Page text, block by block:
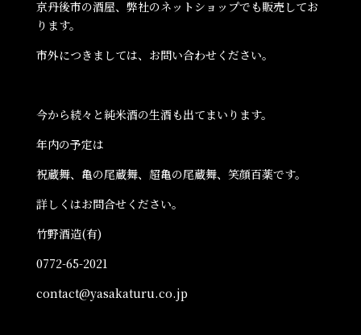
京丹後市の酒屋、弊社のネットショップでも販売してお
ります。
市外につきましては、お問い合わせください。
今から続々と純米酒の生酒も出てまいります。
年内の予定は
祝蔵舞、亀の尾蔵舞、超亀の尾蔵舞、笑顔百薬です。
詳しくはお問合せください。
竹野酒造(有)
0772-65-2021
contact@yasakaturu.co.jp